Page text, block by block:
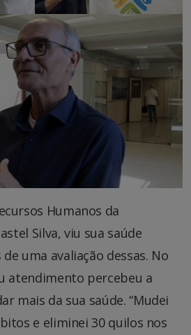
Humanos da
Silva, viu sua saúde
uma avaliação dessas. No
atendimento percebeu a
mais da sua saúde. “Mudei
e eliminei 30 quilos nos